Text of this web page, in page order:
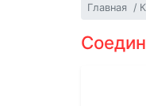
Главная